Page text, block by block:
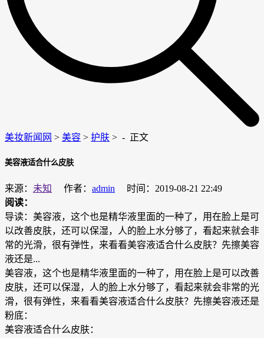
美妆新闻网 > 美容 > 护肤 > - 正文
美容液适合什么皮肤
来源： 未知 作者： admin
时间：2019-08-21 22:49
阅读：
导读：美容液，这个也是精华液里面的一种了，用在脸上是可
以改善皮肤，还可以保湿，人的脸上水分够了，看起来就会非
常的光滑，很有弹性，来看看美容液适合什么皮肤？先擦美容
液还是...
美容液，这个也是精华液里面的一种了，用在脸上是可以改善
皮肤，还可以保湿，人的脸上水分够了，看起来就会非常的光
滑，很有弹性，来看看美容液适合什么皮肤？先擦美容液还是
粉底：
美容液适合什么皮肤：